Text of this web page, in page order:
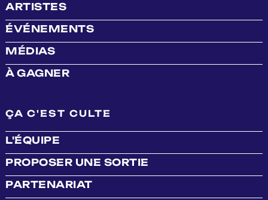
ARTISTES
ÉVÉNEMENTS
MÉDIAS
À GAGNER
ÇA C'EST CULTE
L'ÉQUIPE
PROPOSER UNE SORTIE
PARTENARIAT